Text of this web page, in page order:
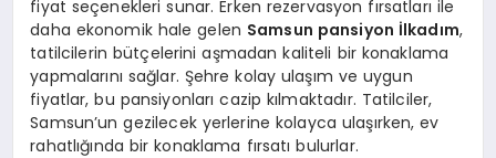
fiyat seçenekleri sunar. Erken rezervasyon fırsatları ile
daha ekonomik hale gelen Samsun pansiyon İlkadım,
tatilcilerin bütçelerini aşmadan kaliteli bir konaklama
yapmalarını sağlar. Şehre kolay ulaşım ve uygun
fiyatlar, bu pansiyonları cazip kılmaktadır. Tatilciler,
Samsun’un gezilecek yerlerine kolayca ulaşırken, ev
rahatlığında bir konaklama fırsatı bulurlar.